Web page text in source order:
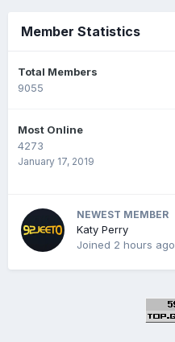
Member Statistics
Total Members
9055
Most Online
4273
January 17, 2019
NEWEST MEMBER
Katy Perry
Joined 2 hours ago